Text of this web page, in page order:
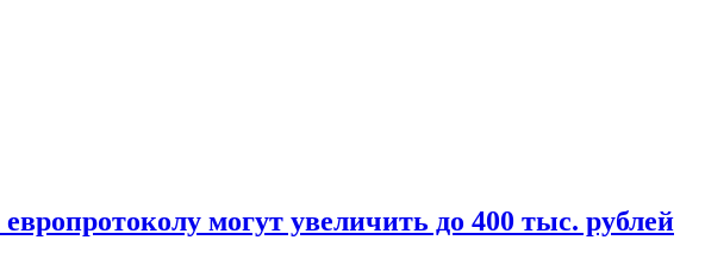
могут увеличить до 400 тыс. рублей